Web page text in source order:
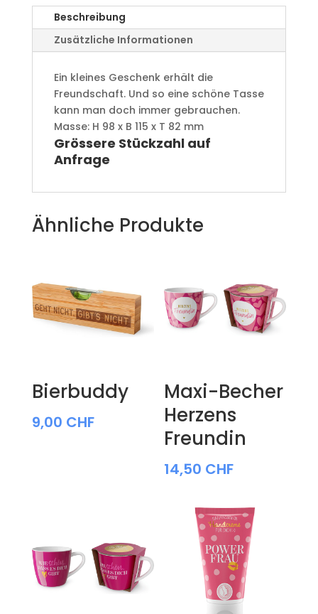
Beschreibung
Zusätzliche Informationen
Ein kleines Geschenk erhält die
Freundschaft. Und so eine schöne Tasse
kann man doch immer gebrauchen.
Masse: H 98 x B 115 x T 82 mm
Grössere Stückzahl auf
Anfrage
Ähnliche Produkte
Bierbuddy
9,00 CHF
Maxi-Becher
Herzens
Freundin
14,50 CHF